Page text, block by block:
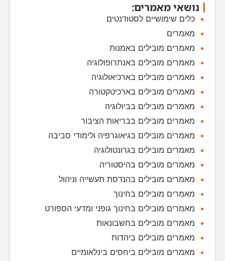
נושאי מאמרים:
כלים שימושיים לסטודנטים
מאמרים
מאמרים מובילים באמנות
מאמרים מובילים באנתרופולוגיה
מאמרים מובילים בארכיאולוגיה
מאמרים מובילים בארכיטקטורה
מאמרים מובילים בביולוגיה
מאמרים מובילים בבריאות הציבור
מאמרים מובילים בגיאוגרפיה ולימודי סביבה
מאמרים מובילים בגרונטולוגיה
מאמרים מובילים בהיסטוריה
מאמרים מובילים בהנדסת תעשייה וניהול
מאמרים מובילים בחינוך
מאמרים מובילים בחינוך גופני ומדעי הספורט
מאמרים מובילים בחשבונאות
מאמרים מובילים ביהדות
מאמרים מובילים ביחסים בינלאומיים